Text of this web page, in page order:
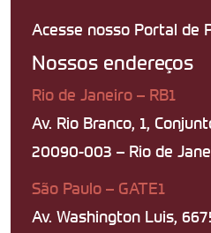
Acesse nosso Portal de
Nossos endereços
Rio de Janeiro – RB1
Av. Rio Branco, 1,
20090-003 – Rio de
São Paulo – GATE1
Av. Washington Luis,